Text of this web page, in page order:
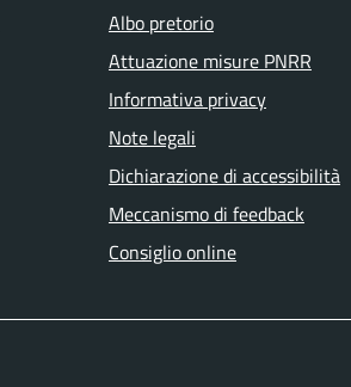
Albo pretorio
Attuazione misure PNRR
Informativa privacy
Note legali
Dichiarazione di accessibilità
Meccanismo di feedback
Consiglio online